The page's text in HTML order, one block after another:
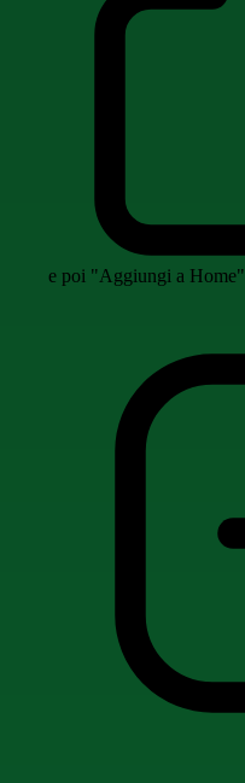
e poi "Aggiungi a Home"